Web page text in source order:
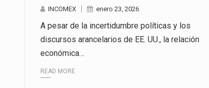
INCOMEX enero 23, 2026
A pesar de la incertidumbre políticas y los
discursos arancelarios de EE. UU., la relación
económica…
READ MORE